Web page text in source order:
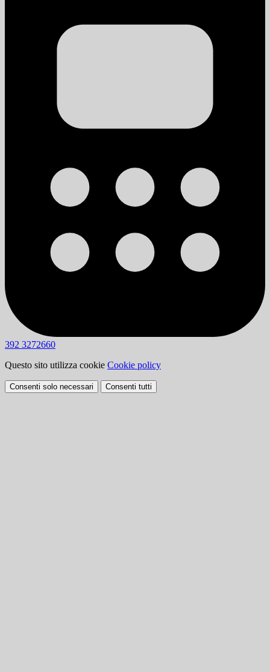
392 3272660
Questo sito utilizza cookie Cookie policy
Consenti solo necessari Consenti tutti